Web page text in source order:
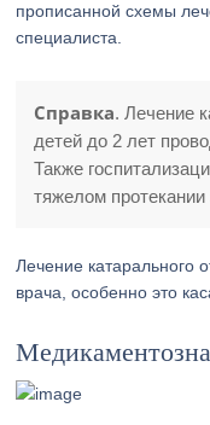
прописанной схемы
специалиста.
Справка. Лечение
детей до 2 лет
Также
тяжелом
Лечение катарального
врача, особенно это